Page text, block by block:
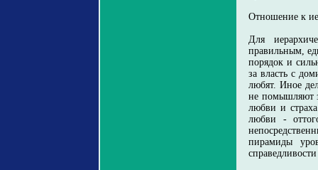
Отношение к
Для
правильным,
порядок и
за власть с
любят. Иное
не помышляют
любви и
любви -
пирамиды